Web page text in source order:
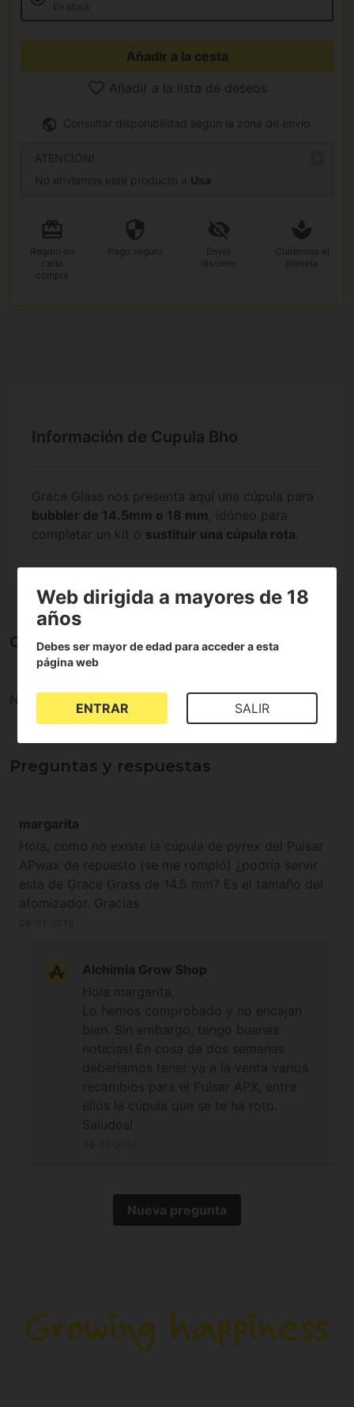
En stock
Añadir a la cesta
Añadir a la lista de deseos
Consultar disponibilidad según la zona de envío.
ATENCIÓN!
No enviamos este producto a Usa
Regalo en
cada
compra
Pago seguro
Envío
discreto
Cuidemos el
planeta
Información de Cupula Bho
Grace Glass nos presenta aquí una cúpula para
bubbler de 14.5mm o 18 mm , idóneo para
completar un kit o sustituir una cúpula rota.
Opiniones sobre Cupula Bho
No existen valoraciones para este producto
Preguntas y respuestas
margarita
Hola, como no existe la cúpula de pyrex del Pulsar
APwax de repuesto (se me rompió) ¿podría servir
esta de Grace Grass de 14.5 mm? Es el tamaño del
atomizador. Gracias
Alchimia Grow Shop
Nueva pregunta
Web dirigida a mayores de 18
años
Debes ser mayor de edad para acceder a esta
página web
ENTRAR SALIR